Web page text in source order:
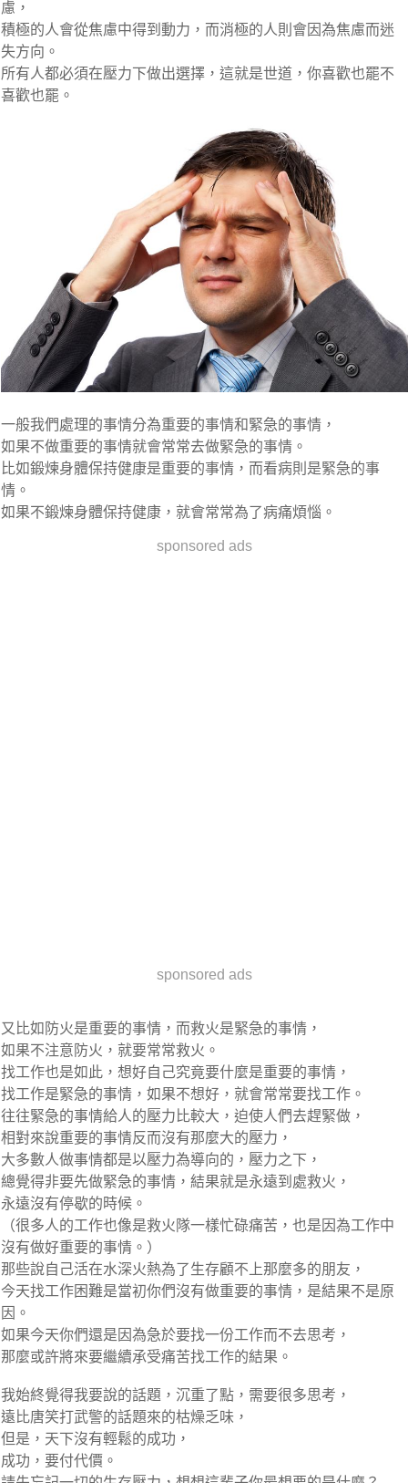
慮，
積極的人會從焦慮中得到動力，而消極的人則會因為焦慮而迷
失方向。
所有人都必須在壓力下做出選擇，這就是世道，你喜歡也罷不
喜歡也罷。
一般我們處理的事情分為重要的事情和緊急的事情，
如果不做重要的事情就會常常去做緊急的事情。
比如鍛煉身體保持健康是重要的事情，而看病則是緊急的事
情。
如果不鍛煉身體保持健康，就會常常為了病痛煩惱。
sponsored ads
sponsored ads
又比如防火是重要的事情，而救火是緊急的事情，
如果不注意防火，就要常常救火。
找工作也是如此，想好自己究竟要什麼是重要的事情，
找工作是緊急的事情，如果不想好，就會常常要找工作。
往往緊急的事情給人的壓力比較大，迫使人們去趕緊做，
相對來說重要的事情反而沒有那麼大的壓力，
大多數人做事情都是以壓力為導向的，壓力之下，
總覺得非要先做緊急的事情，結果就是永遠到處救火，
永遠沒有停歇的時候。
（很多人的工作也像是救火隊一樣忙碌痛苦，也是因為工作中
沒有做好重要的事情。）
那些說自己活在水深火熱為了生存顧不上那麼多的朋友，
今天找工作困難是當初你們沒有做重要的事情，是結果不是原
因。
如果今天你們還是因為急於要找一份工作而不去思考，
那麼或許將來要繼續承受痛苦找工作的結果。
我始終覺得我要說的話題，沉重了點，需要很多思考，
遠比唐笑打武警的話題來的枯燥乏味，
但是，天下沒有輕鬆的成功，
成功，要付代價。